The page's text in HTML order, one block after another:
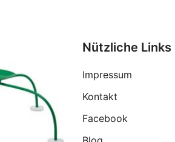
Nützliche Links
Impressum
Kontakt
Facebook